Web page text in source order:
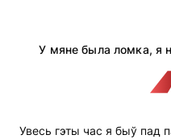
У мяне была ломка, я
Увесь гэты час я быў пад